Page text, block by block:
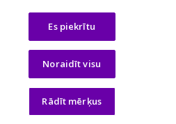
Es piekrītu
Noraidīt visu
Rādīt mērķus